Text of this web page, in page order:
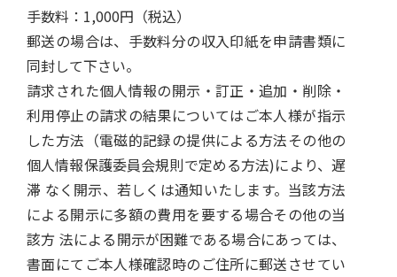
手数料：1,000円（税込）
郵送の場合は、手数料分の収入印紙を申請書類に
同封して下さい。
請求された個人情報の開示・訂正・追加・削除・
利用停止の請求の結果についてはご本人様が指示
した方法（電磁的記録の提供による方法その他の
個人情報保護委員会規則で定める方法)により、遅
滞 なく開示、若しくは通知いたします。当該方法
による開示に多額の費用を要する場合その他の当
該方 法による開示が困難である場合にあっては、
書面にてご本人様確認時のご住所に郵送させてい